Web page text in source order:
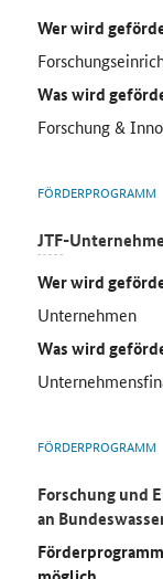
Wer wird
Was wird
Forschung &
FÖRDERPROGRAMM
JTF-
Wer wird
Unternehmen
Was wird
FÖRDERPROGRAMM
Forschung und
an